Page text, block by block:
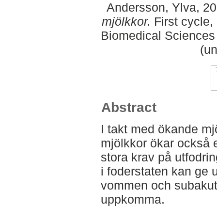
Andersson, Ylva,
mjölkkor. First cycle,
Biomedical
Abstract
I takt med ökande
mjölkkor ökar också
stora krav på
i foderstaten kan ge
vommen och
uppkomma.